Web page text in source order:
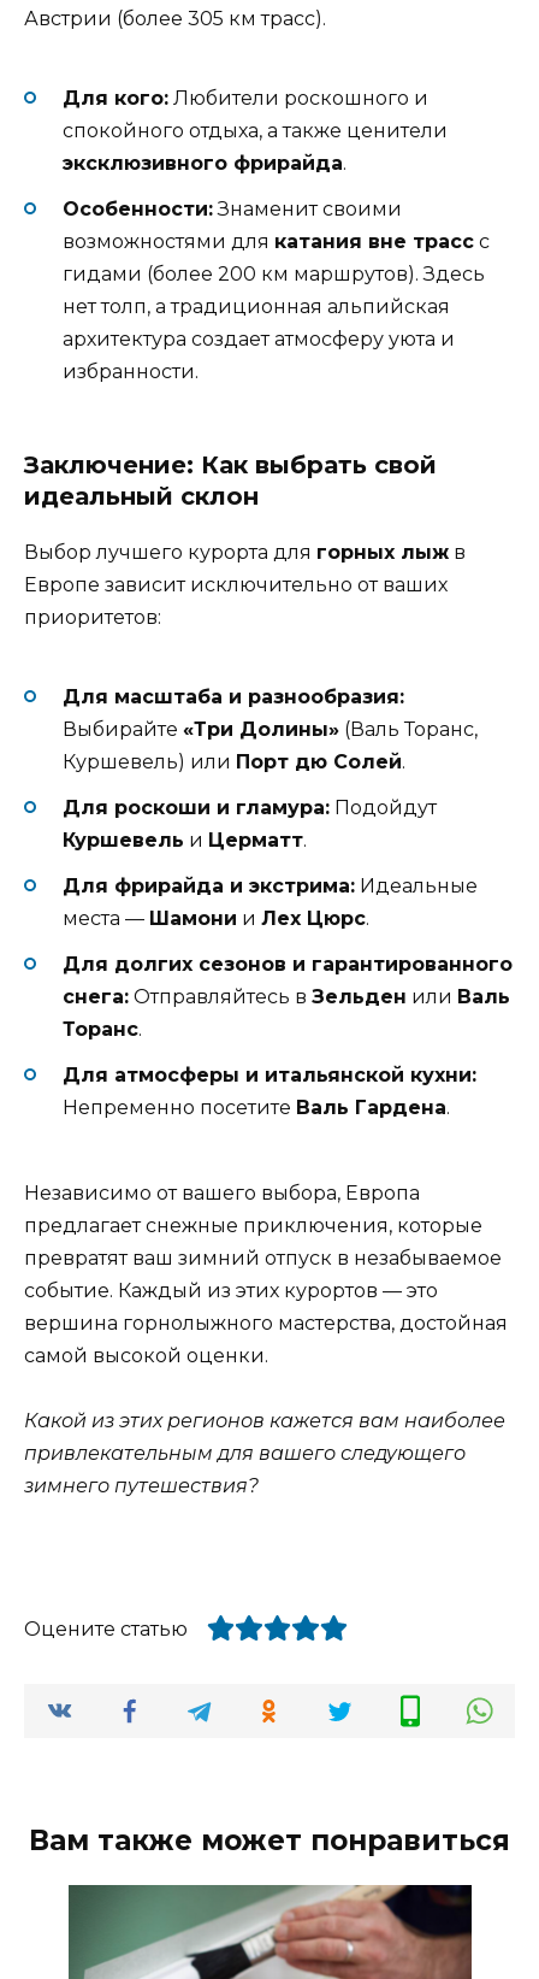
Австрии (более 305 км трасс).
Для кого: Любители роскошного и
спокойного отдыха, а также ценители
эксклюзивного фрирайда.
Особенности:Знаменит своими
возможностями для катания вне трасс с
гидами (более 200 км маршрутов). Здесь
нет толп, а традиционная альпийская
архитектура создает атмосферу уюта и
избранности.
Заключение: Как выбрать свой
идеальный склон
Выбор лучшего курорта для горных лыж в
Европе зависит исключительно от ваших
приоритетов:
Для масштаба и разнообразия:
Выбирайте «Три Долины» (Валь Торанс,
Куршевель) или Порт дю Солей.
Для роскоши и гламура: Подойдут
Куршевель и Церматт.
Для фрирайда и экстрима: Идеальные
места — Шамони и Лех Цюрс.
Для долгих сезонов и гарантированного
снега: Отправляйтесь в Зельден или Валь
Торанс.
Для атмосферы и итальянской кухни:
Непременно посетите Валь Гардена.
Независимо от вашего выбора, Европа
предлагает снежные приключения, которые
превратят ваш зимний отпуск в незабываемое
событие. Каждый из этих курортов — это
вершина горнолыжного мастерства, достойная
самой высокой оценки.
Какой из этих регионов кажется вам наиболее
привлекательным для вашего следующего
зимнего путешествия?
Оцените статью
Вам также может понравиться